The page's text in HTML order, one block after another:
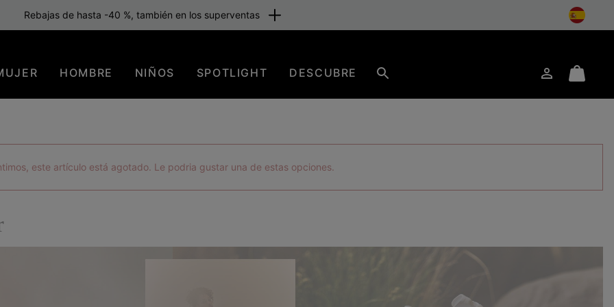
Envío gratuito para los miembros o a partir de 80 €. Únete ahora
HOMBRE NIÑOS SPOTLIGHT DESCUBRE
Iniciar
Mini
este artículo está agotado. Le podria gustar una de estas opciones.